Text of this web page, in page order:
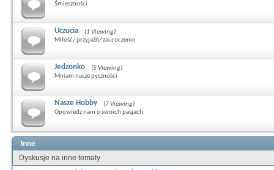
Śmieszności
Uczucia
(1 Viewing)
Miłość/ przyjaźń/ zauroczenie
Jedzonko
(5 Viewing)
Mniam nasze pyszności
Nasze Hobby
(7 Viewing)
Opowiedz nam o swoich pasjach
Inne
Dyskusje na inne tematy